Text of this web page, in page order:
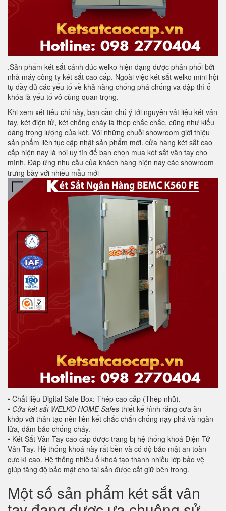
.Sản phẩm két sắt cánh đúc welko hiện đạng được phân phối bởi
nhà máy công ty két sắt cao cấp. Ngoài việc két sắt welko mini hội
tụ đầy đủ các yếu tố về khả năng chống phá chống va đập thì ổ
khóa là yếu tố vô cùng quan trọng.
Khi xem xét tiêu chí này, bạn cần chú ý tới nguyên vât liệu két vân
tay, két điện tử, két chống cháy là thép chắc chắc, cũng như kiểu
dáng trọng lượng của két. Với những chuỗi showroom giới thiệu
sản phẩm liên tục cập nhật sản phẩm mới. cửa hàng két sắt cao
cấp hiện nay là nơi uy tín để bạn chọn mua két sắt vân tay cho
mình. Đáp ứng nhu cầu của khách hàng hiện nay các showroom
trưng bày với nhiều mẫu mới
• Chất liệu Digital Safe Box: Thép cao cấp (Thép nhũ).
• Cửa két sắt WELKO HOME Safes thiết kế hình răng cưa ăn
khớp với thân tạo nên liên kết chắc chắn chống nạy phá và ngăn
lửa, đảm bảo chống cháy.
• Két Sắt Vân Tay cao cấp được trang bị hệ thống khoá Điện Tử
Vân Tay. Hệ thống khoá này rất bền và có độ bảo mật an toàn
cực kì cao. Hệ thống nhiều ổ khoá tạo thành nhiều lớp bảo vệ
giúp tăng độ bảo mật cho tài sản được cất giữ bên trong.
Một số sản phẩm két sắt vân